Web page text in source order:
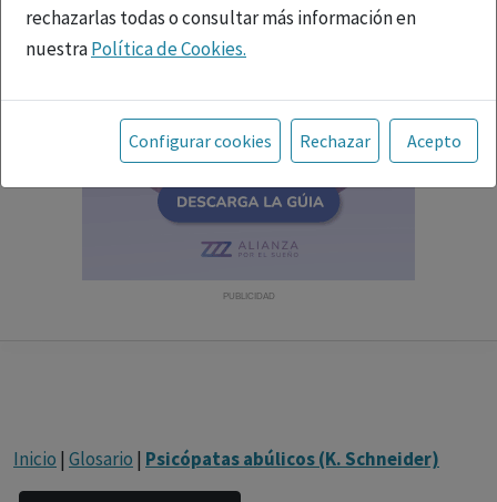
rechazarlas todas o consultar más información en
nuestraPolítica de Cookies.
Toda la información incluida en la Página Web está
referida a productos del mercado español y, por
tanto, dirigida a profesionales sanitarios legalmente
facultados para prescribir o dispensar medicamentos
con ejercicio profesional. La información técnica de los
fármacos se facilita a título meramente informativo,
Configurar cookies Rechazar Acepto
PUBLICIDAD
Inicio | Glosario | Psicópatas abúlicos (K. Schneider)